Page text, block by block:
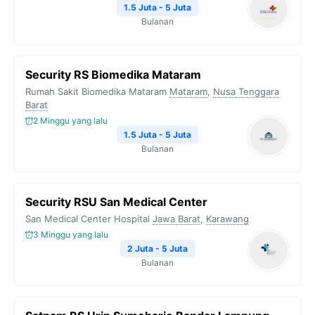
1.5 Juta - 5 Juta
Bulanan
Security RS Biomedika Mataram
Rumah Sakit Biomedika Mataram Mataram, Nusa Tenggara
Barat
2 Minggu yang lalu
1.5 Juta - 5 Juta
Bulanan
Security RSU San Medical Center
San Medical Center Hospital Jawa Barat, Karawang
3 Minggu yang lalu
2 Juta - 5 Juta
Bulanan